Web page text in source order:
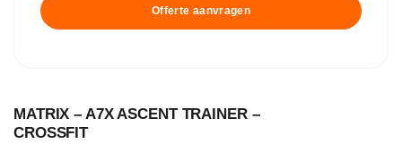
Offerte aanvragen
MATRIX – A7X ASCENT TRAINER –
CROSSFIT